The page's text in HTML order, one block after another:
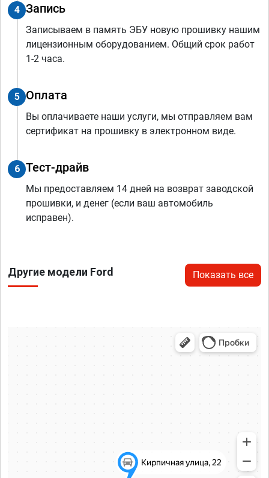
4 Запись
Записываем в память ЭБУ новую прошивку нашим
лицензионным оборудованием. Общий срок работ
1-2 часа.
5 Оплата
Вы оплачиваете наши услуги, мы отправляем вам
сертификат на прошивку в электронном виде.
6 Тест-драйв
Мы предоставляем 14 дней на возврат заводской
прошивки, и денег (если ваш автомобиль
исправен).
Другие модели Ford Показать все